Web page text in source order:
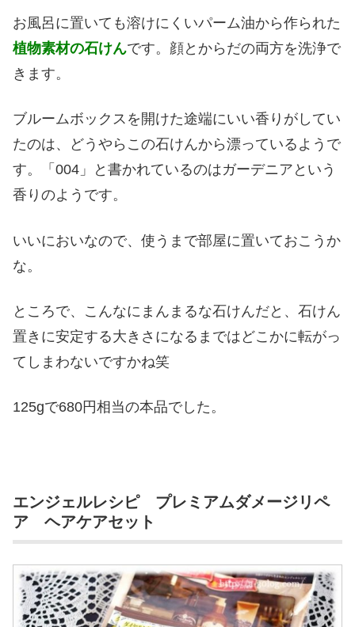
お風呂に置いても溶けにくいパーム油から作られた
植物素材の石けんです。顔とからだの両方を洗浄で
きます。
ブルームボックスを開けた途端にいい香りがしてい
たのは、どうやらこの石けんから漂っているようで
す。「004」と書かれているのはガーデニアという
香りのようです。
いいにおいなので、使うまで部屋に置いておこうか
な。
ところで、こんなにまんまるな石けんだと、石けん
置きに安定する大きさになるまではどこかに転がっ
てしまわないですかね笑
125gで680円相当の本品でした。
エンジェルレシピ プレミアムダメージリペ
ア ヘアケアセット